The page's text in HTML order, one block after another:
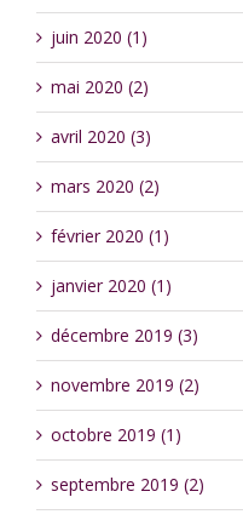
juin 2020 (1)
mai 2020 (2)
avril 2020 (3)
mars 2020 (2)
février 2020 (1)
janvier 2020 (1)
décembre 2019 (3)
novembre 2019 (2)
octobre 2019 (1)
septembre 2019 (2)